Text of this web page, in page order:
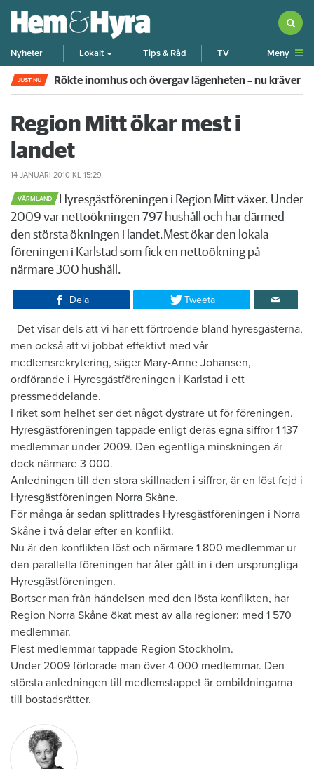
Nyheter Lokalt Tips & Råd TV Meny
JUST NU Rökte inomhus och övergav lägenheten – nu kräver
Region Mitt ökar mest i
landet
14 JANUARI 2010 KL 15:29
VÄRMLAND
​Hyresgästföreningen i Region Mitt växer. Under
2009 var nettoökningen 797 hushåll och har därmed
den största ökningen i landet.Mest ökar den lokala
föreningen i Karlstad som fick en nettoökning på
närmare 300 hushåll.
Dela Tweeta
​- Det visar dels att vi har ett förtroende bland hyresgästerna,
men också att vi jobbat effektivt med vår
medlemsrekrytering, säger Mary-Anne Johansen,
ordförande i Hyresgästföreningen i Karlstad i ett
pressmeddelande.
I riket som helhet ser det något dystrare ut för föreningen.
Hyresgästföreningen tappade enligt deras egna siffror 1 137
medlemmar under 2009. Den egentliga minskningen är
dock närmare 3 000.
Anledningen till den stora skillnaden i siffror, är en löst fejd i
Hyresgästföreningen Norra Skåne.
För många år sedan splittrades Hyresgästföreningen i Norra
Skåne i två delar efter en konflikt.
Nu är den konflikten löst och närmare 1 800 medlemmar ur
den parallella föreningen har åter gått in i den ursprungliga
Hyresgästföreningen.
Bortser man från händelsen med den lösta konflikten, har
Region Norra Skåne ökat mest av alla regioner: med 1 570
medlemmar.
Flest medlemmar tappade Region Stockholm.
Under 2009 förlorade man över 4 000 medlemmar. Den
största anledningen till medlemstappet är ombildningarna
till bostadsrätter.